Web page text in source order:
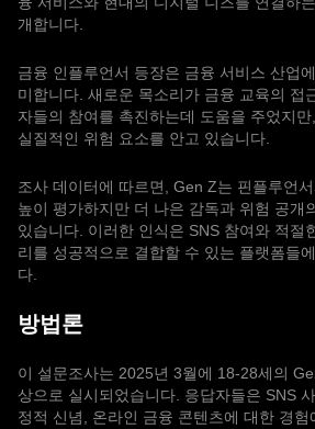
개합니다.
금융 인플루언서 등장은 금융 서비스 산업
미합니다. 새로운 목소리가 금융 교육의 접
자들의 참여를 촉진하는데 도움을 주었지
실질적인 위험 요소를 안고 있습니다.
조사 데이터에 따르면, Gen Z는 핀플루언
높이 평가하지만 더 나은 감독과 위험 공개
있습니다. 이러한 인식은 SNS 참여와 적절
리를 성공적으로 결합할 수 있는 플랫폼들
다.
방법론
이 설문조사는 2025년 3월에 18-28세의
상으로 실시되었습니다. 응답자들은 SNS
정적 신념, 온라인 금융 콘텐츠에 대한 경